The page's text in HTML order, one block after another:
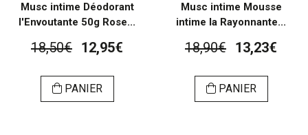
Musc intime Déodorant
l'Envoutante 50g Rose...
18,50€ 12,95€
PANIER
Musc intime Mousse
intime la Rayonnante...
18,90€ 13,23€
PANIER